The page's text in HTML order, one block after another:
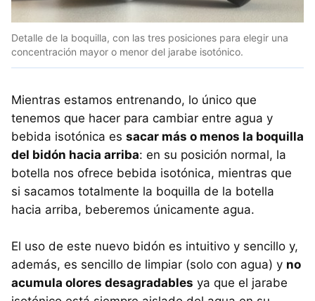
Detalle de la boquilla, con las tres posiciones para elegir una
concentración mayor o menor del jarabe isotónico.
Mientras estamos entrenando, lo único que
tenemos que hacer para cambiar entre agua y
bebida isotónica es sacar más o menos la boquilla
del bidón hacia arriba: en su posición normal, la
botella nos ofrece bebida isotónica, mientras que
si sacamos totalmente la boquilla de la botella
hacia arriba, beberemos únicamente agua.
El uso de este nuevo bidón es intuitivo y sencillo y,
además, es sencillo de limpiar (solo con agua) y no
acumula olores desagradables ya que el jarabe